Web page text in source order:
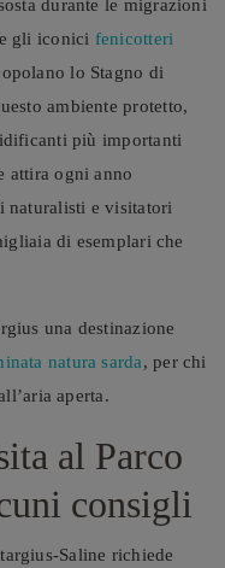
durante le migrazioni
gli iconici fenicotteri
lo Stagno di
ambiente protetto,
più importanti
attira ogni anno
naturalisti e visitatori
di esemplari che
una destinazione
natura sarda, per chi
aperta.
al Parco
consigli
Saline richiede